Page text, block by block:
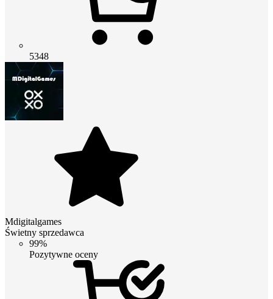
5348
Mdigitalgames
Świetny sprzedawca
99%
Pozytywne oceny